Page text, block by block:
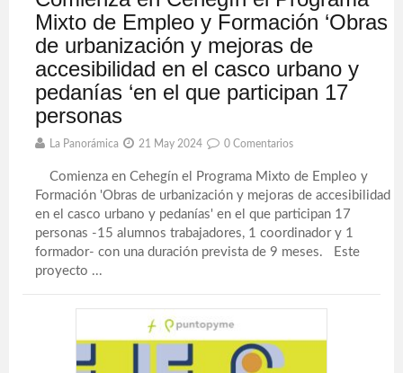
Mixto de Empleo y Formación ‘Obras
de urbanización y mejoras de
accesibilidad en el casco urbano y
pedanías ‘en el que participan 17
personas
La Panorámica 21 May 2024 0 Comentarios
Comienza en Cehegín el Programa Mixto de Empleo y
Formación 'Obras de urbanización y mejoras de accesibilidad
en el casco urbano y pedanías' en el que participan 17
personas -15 alumnos trabajadores, 1 coordinador y 1
formador- con una duración prevista de 9 meses. Este
proyecto ...